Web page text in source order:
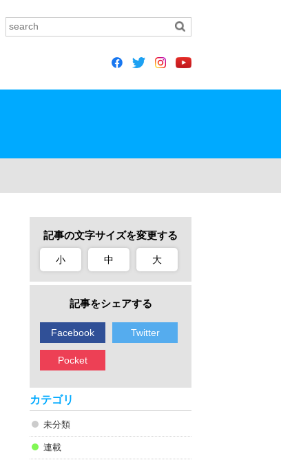
記事の文字サイズを変更する
小 中 大
記事をシェアする
Facebook Twitter
Pocket
カテゴリ
未分類
連載